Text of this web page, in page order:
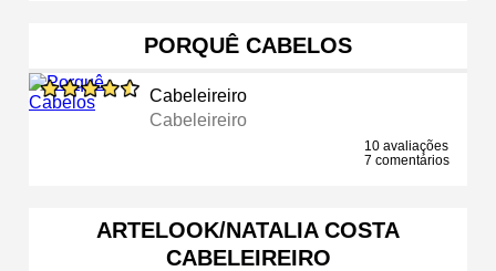
PORQUÊ CABELOS
Cabeleireiro
Cabeleireiro
10 avaliações
7 comentários
ARTELOOK/NATALIA COSTA
CABELEIREIRO